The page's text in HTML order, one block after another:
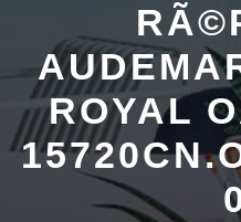
ROYAL